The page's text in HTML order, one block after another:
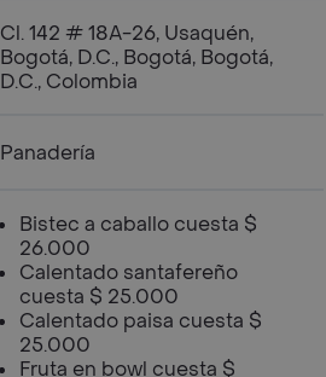
Cl. 142 # 18A-26, Usaquén,
Bogotá, D.C., Bogotá, Bogotá,
D.C., Colombia
Panadería
Bistec a caballo cuesta $
26.000
Calentado santafereño
cuesta $ 25.000
Calentado paisa cuesta $
25.000
Fruta en bowl cuesta $